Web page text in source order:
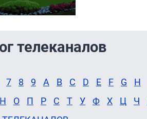
телеканалов
7 8 9 A B C D E F G H
Н О П Р С Т У Ф Х Ц Ч